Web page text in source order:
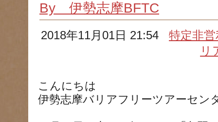
By 伊勢志摩BFTC
2018年11月01日 21:54特定非
リ
こんにちは
伊勢志摩バリアフリーツアーセン